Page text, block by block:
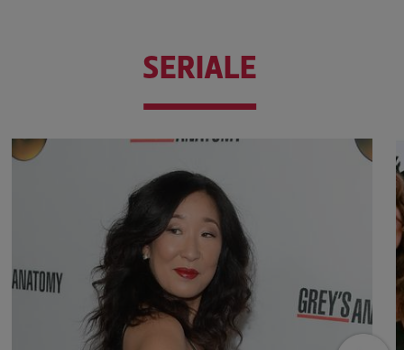
SERIALE